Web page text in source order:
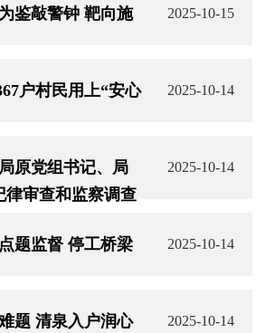
2025-10-15
鉴敲警钟 靶向施
2025-10-14
户村民用上“安心
2025-10-14
原党组书记、局
律审查和监察调查
2025-10-14
题监督 停工桥梁
2025-10-14
题 清泉入户润心